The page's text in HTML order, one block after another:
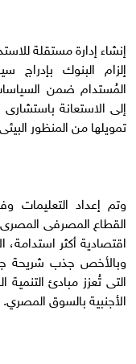
إنشاء إدارة مستقلة
إلزام البنوك بإدراج
المُستدام ضمن السياسات
إلى الاستعانة
تمويلها من المنظور
وتم إعداد التعليمات
القطاع المصرفى
اقتصادية أكثر استدامة،
وبالأخص جذب شريحة
التى تُعزز مبادئ
الأجنبية بالسوق المصري.